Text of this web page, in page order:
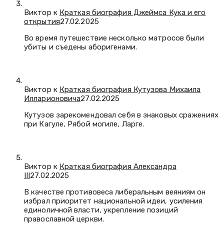
Виктор к Краткая биография Джеймса Кука и его
открытия27.02.2025
Во время путешествие несколько матросов были
убиты и съедены аборигенами.
Виктор к Краткая биография Кутузова Михаила
Илларионовича27.02.2025
Кутузов зарекомендовал себя в знаковых сражениях
при Кагуле, Рябой могиле, Ларге.
Виктор к Краткая биография Александра
III27.02.2025
В качестве противовеса либеральным веяниям он
избрал приоритет национальной идеи, усиления
единоличной власти, укрепление позиций
православной церкви.